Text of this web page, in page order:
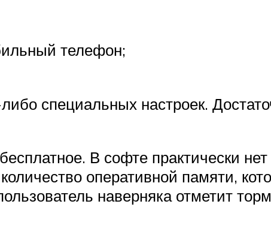
телефон;
специальных настроек.
В софте практически
оперативной памяти,
наверняка отметит